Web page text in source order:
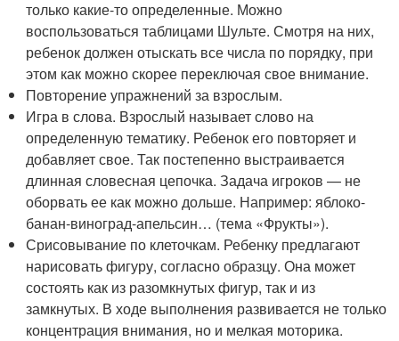
только какие-то определенные. Можно
воспользоваться таблицами Шульте. Смотря на них,
ребенок должен отыскать все числа по порядку, при
этом как можно скорее переключая свое внимание.
Повторение упражнений за взрослым.
Игра в слова. Взрослый называет слово на
определенную тематику. Ребенок его повторяет и
добавляет свое. Так постепенно выстраивается
длинная словесная цепочка. Задача игроков — не
оборвать ее как можно дольше. Например: яблоко-
банан-виноград-апельсин… (тема «Фрукты»).
Срисовывание по клеточкам. Ребенку предлагают
нарисовать фигуру, согласно образцу. Она может
состоять как из разомкнутых фигур, так и из
замкнутых. В ходе выполнения развивается не только
концентрация внимания, но и мелкая моторика.